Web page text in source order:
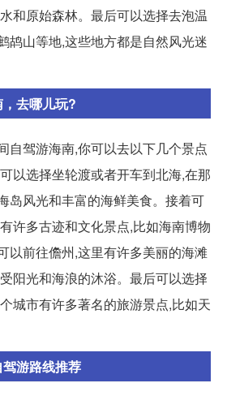
和原始森林。最后可以选择去泡温
鸪山等地,这些地方都是自然风光迷
去哪儿玩?
自驾游海南,你可以去以下几个景点
以选择坐轮渡或者开车到北海,在那
岛风光和丰富的海鲜美食。接着可
许多古迹和文化景点,比如海南博物
以前往儋州,这里有许多美丽的海滩
阳光和海浪的沐浴。最后可以选择
城市有许多著名的旅游景点,比如天
游路线推荐